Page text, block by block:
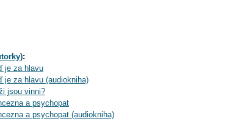
:
je za hlavu
je za hlavu (audiokniha)
jsou vinni?
a psychopat
a psychopat (audiokniha)